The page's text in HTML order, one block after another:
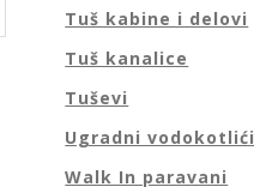
Tuš kabine i delovi
Tuš kanalice
Tuševi
Ugradni vodokotlići
Walk In paravani